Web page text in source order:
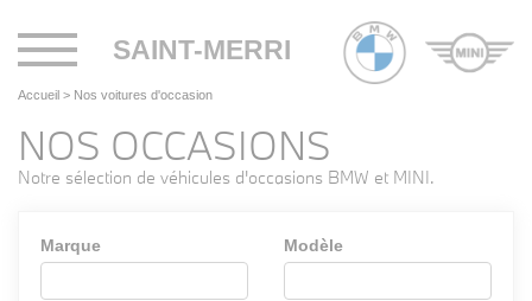
SAINT-MERRI
Toggle
navigation
Accueil > Nos voitures d'occasion
NOS OCCASIONS
Notre sélection de véhicules d'occasions BMW et MINI.
Marque Modèle